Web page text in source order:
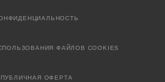
ФАЙЛОВ COOKIES
ПУБЛИЧНАЯ ОФЕРТА